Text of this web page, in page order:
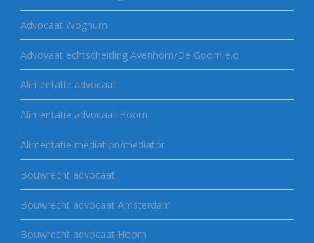
Advocaat Wognum
Advovaat echtscheiding Avenhorn/De Goorn e.o
Alimentatie advocaat
Alimentatie advocaat Hoorn
Alimentatie mediation/mediator
Bouwrecht advocaat
Bouwrecht advocaat Amsterdam
Bouwrecht advocaat Hoorn